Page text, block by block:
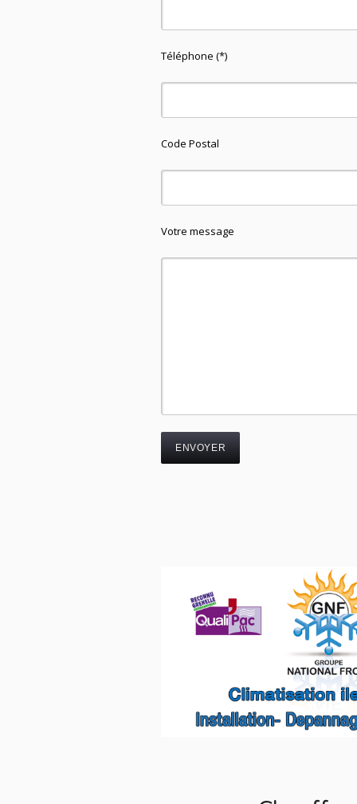
Téléphone (*)
Code Postal
Votre message